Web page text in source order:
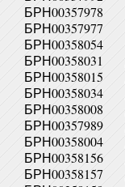
БРН00357978
БРН00357977
БРН00358054
БРН00358031
БРН00358015
БРН00358034
БРН00358008
БРН00357989
БРН00358004
БРН00358156
БРН00358157